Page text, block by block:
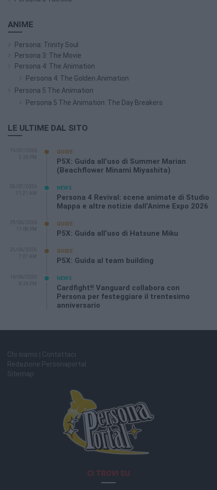
ANIME
Persona: Trinity Soul
Persona 3: The Movie
Persona 4: The Animation
Persona 4: The Golden Animation
Persona 5 The Animation
Persona 5 The Animation: The Day Breakers
LE ULTIME DAL SITO
19/07/2026
3:26 PM
GUIDE
P5X: Guida all’uso di Summer Marian
(Beachflower Minami Miyashita)
05/07/2026
11:21 AM
NEWS
Persona 4 Revival: scene animate di Studio
Mappa e altre notizie dall’Anime Expo 2026
29/06/2026
11:08 PM
GUIDE
P5X: Guida all’uso di Hatsune Miku
25/06/2026
7:07 AM
GUIDE
P5X: Guida al team building
16/06/2026
8:26 PM
NEWS
Cardfight!! Vanguard collabora con
Persona per festeggiare il trentesimo
anniversario
Chi siamo | Contattaci
Redazione Personaportal
Sitemap
CI TROVI SU